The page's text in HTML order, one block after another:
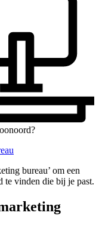
bureau’ om een
te vinden die bij je past.